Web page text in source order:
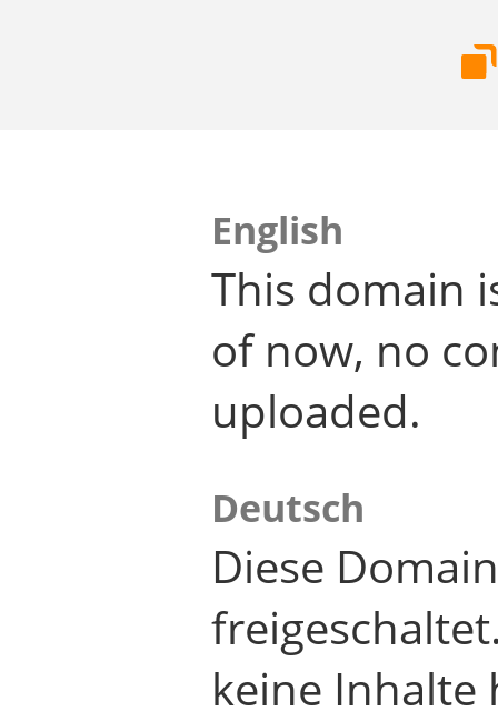
English
This domain
of now, no
uploaded.
Deutsch
Diese
keine Inhalte